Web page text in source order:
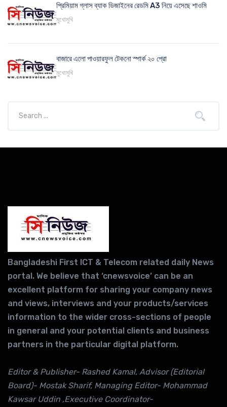
প্রিমিয়াম গ্লাস ব্যাক ডিজাইনের রেডমি A3 নিয়ে এসেছে শাওমি
মুখোমুখি
বাজারে এলো পাওয়ারফুল টেকনো স্পার্ক ২০ প্রো
মুখোমুখি
Bangladeshi First ICT & Telecom related daily News
portal. We believe that ‘cnewsvoice’ can be an
excellent platform for sharing your company news
and views, interviews and your products/services
information to the wider cross-sections of people
in general and your potential clients and business
partners in the particular digital platform.
Editor & Publisher- Rashed Kamal, Advisor (Editorial
Board)- Mostak Sharif, Managing Editor- Mohammad
Kawsar Uddin ,Executive Coordinator-